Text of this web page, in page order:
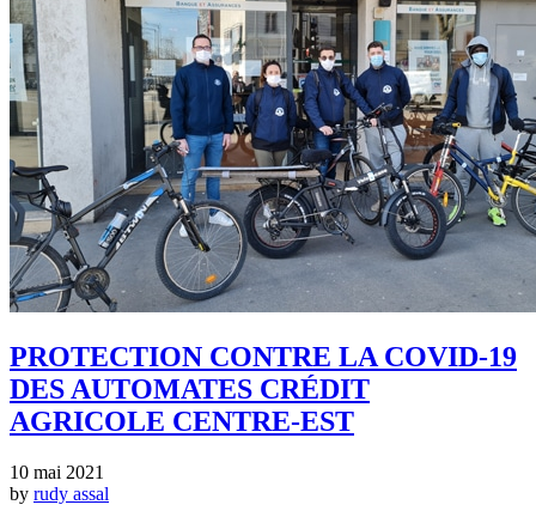
PROTECTION CONTRE LA COVID-19
DES AUTOMATES CRÉDIT
AGRICOLE CENTRE-EST
10 mai 2021
by rudy assal